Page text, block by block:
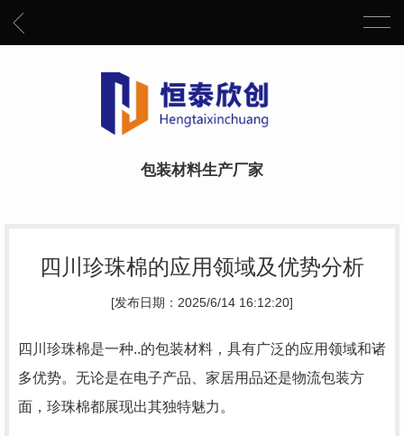
包装材料生产厂家
四川珍珠棉的应用领域及优势分析
[发布日期：2025/6/14 16:12:20]
四川珍珠棉是一种..的包装材料，具有广泛的应用领域和诸
多优势。无论是在电子产品、家居用品还是物流包装方
面，珍珠棉都展现出其独特魅力。